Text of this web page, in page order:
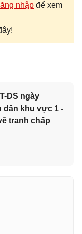
nhập để xem
DS ngày
dân khu vực 1 -
tranh chấp